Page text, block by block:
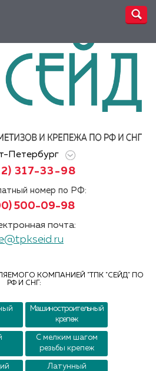
Петербург
317-33-98
номер по РФ:
500-09-98
почта:
КОМПАНИЕЙ "ТПК "СЕЙД" ПО
РФ И СНГ:
Машиностроительный
крепеж
С мелким шагом
резьбы крепеж
Латунный